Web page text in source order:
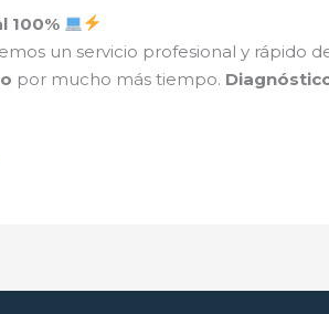
100%
un servicio profesional y rápido
por mucho más tiempo.